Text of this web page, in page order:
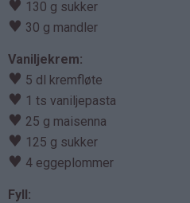
♥ 130 g sukker
♥ 30 g mandler
Vaniljekrem:
♥ 5 dl kremfløte
♥ 1 ts vaniljepasta
♥ 25 g maisenna
♥ 125 g sukker
♥ 4 eggeplommer
Fyll: